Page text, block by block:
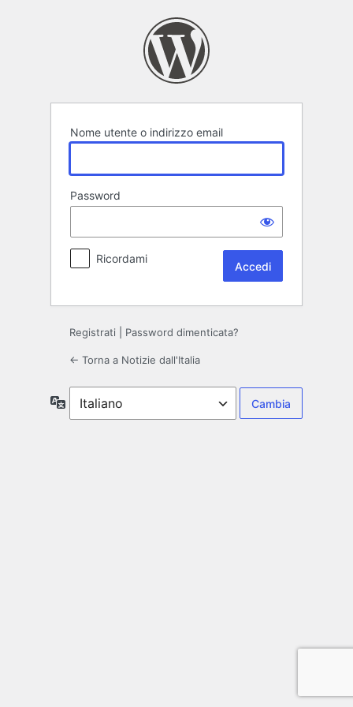
Nome utente o indirizzo email
Password
Ricordami
Registrati Password dimenticata?
← Torna a Notizie dall'Italia
Lingua